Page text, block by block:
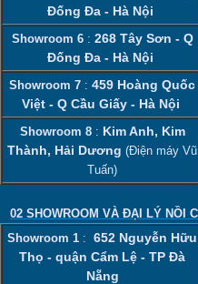
Đống Đa - Hà Nội
Showroom 6 : 268 Tây Sơn - Q
Đống Đa - Hà Nội
Showroom 7 : 459 Hoàng Quốc
Việt - Q Cầu Giấy - Hà Nội
Showroom 8 : Kim Anh, Kim
Thành, Hải Dương (Điện máy Vũ
Tuấn)
02 SHOWROOM VÀ ĐẠI LÝ NỒI
Showroom 1 : 652 Nguyễn Hữu
Thọ - quận Cẩm Lệ - TP Đà
Nẵng